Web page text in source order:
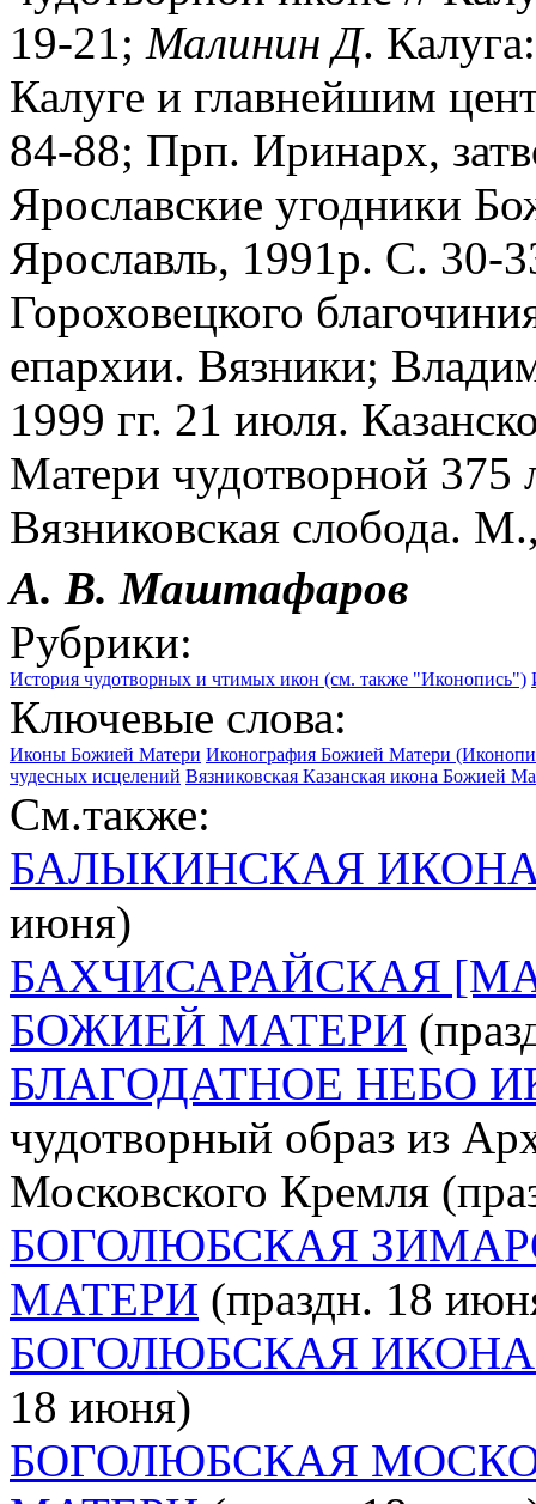
19-21; Малинин Д.
Калуге и главнейшим
84-88; Прп. Иринарх,
Ярославские угодники
Ярославль, 1991р. С. 30-
Гороховецкого
епархии. Вязники;
1999 гг. 21 июля.
Матери чудотворной 375
Вязниковская слобода.
А. В.Маштафаров
Рубрики:
История чудотворных и чтимых икон (см. также "Иконопись")
Ключевые слова:
Иконы Божией Матери Иконография Божией Матери
чудесных исцелений Вязниковская Казанская икона Божией
См.также:
БАЛЫКИНСКАЯ
июня)
БАХЧИСАРАЙСКАЯ
БОЖИЕЙ МАТЕРИ
БЛАГОДАТНОЕ НЕБО
чудотворный образ из
Московского Кремля
БОГОЛЮБСКАЯ
МАТЕРИ (праздн. 18
БОГОЛЮБСКАЯ
18 июня)
БОГОЛЮБСКАЯ